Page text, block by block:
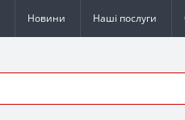
Новини Наші послуги